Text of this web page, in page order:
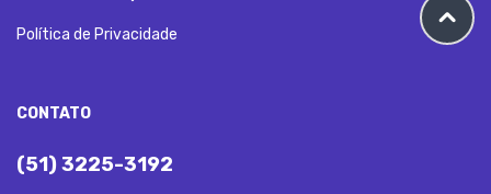
Política de Privacidade
CONTATO
(51) 3225-3192